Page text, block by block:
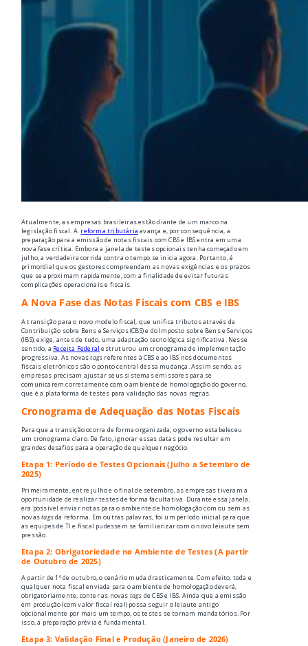
Atualmente, as empresas brasileiras estão diante de um marco na
legislação fiscal. A reforma tributária avança e, por consequência, a
preparação para a emissão de notas fiscais com CBS e IBS entra em uma
nova fase crítica. Embora a janela de testes opcionais tenha começado em
julho, a verdadeira corrida contra o tempo se inicia agora. Portanto, é
primordial que os gestores compreendam as novas exigências e os prazos
que se aproximam rapidamente, com a finalidade de evitar futuras
complicações operacionais e fiscais.
A Nova Fase das Notas Fiscais com CBS e IBS
A transição para o novo modelo fiscal, que unifica tributos através da
Contribuição sobre Bens e Serviços (CBS) e do Imposto sobre Bens e Serviços
(IBS), exige, antes de tudo, uma adaptação tecnológica significativa. Nesse
sentido, a Receita Federal estruturou um cronograma de implementação
progressiva. As novastags referentes à CBS e ao IBS nos documentos
fiscais eletrônicos são o ponto central dessa mudança. Assim sendo, as
empresas precisam ajustar seus sistemas emissores para se
comunicarem corretamente com o ambiente de homologação do governo,
que é a plataforma de testes para validação das novas regras.
Cronograma de Adequação das Notas Fiscais
Para que a transição ocorra de forma organizada, o governo estabeleceu
um cronograma claro. De fato, ignorar essas datas pode resultar em
grandes desafios para a operação de qualquer negócio.
Etapa 1: Período de Testes Opcionais (Julho a Setembro de
2025)
Primeiramente, entre julho e o final de setembro, as empresas tiveram a
oportunidade de realizar testes de forma facultativa. Durante essa janela,
era possível enviar notas para o ambiente de homologação com ou sem as
novastagsda reforma. Em outras palavras, foi um período inicial para que
as equipes de TI e fiscal pudessem se familiarizar com o novo leiaute sem
pressão.
Etapa 2: Obrigatoriedade no Ambiente de Testes (A partir
de Outubro de 2025)
A partir de 1º de outubro, o cenário muda drasticamente. Com efeito, toda e
qualquer nota fiscal enviada para o ambiente de homologação deverá,
obrigatoriamente, conter as novas tags de CBS e IBS. Ainda que a emissão
em produção (com valor fiscal real) possa seguir o leiaute antigo
opcionalmente por mais um tempo, os testes se tornam mandatórios. Por
isso, a preparação prévia é fundamental.
Etapa 3: Validação Final e Produção (Janeiro de 2026)